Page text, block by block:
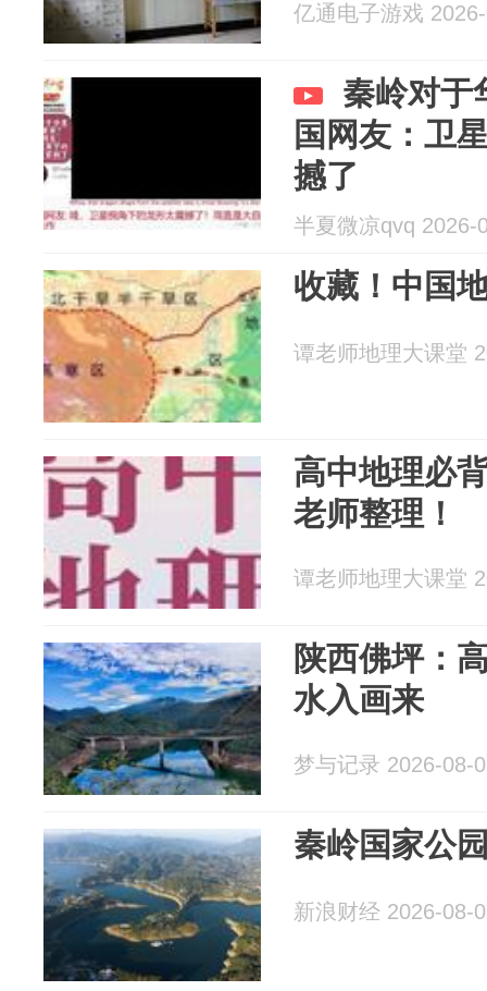
亿通电子游戏
秦岭对于
国网友：卫
撼了
半夏微凉qvq 2026-
收藏！中国
谭老师地理大课堂
高中地理必
老师整理！
谭老师地理大课堂
陕西佛坪：
水入画来
梦与记录 2026-08-
秦岭国家公
新浪财经 2026-08-